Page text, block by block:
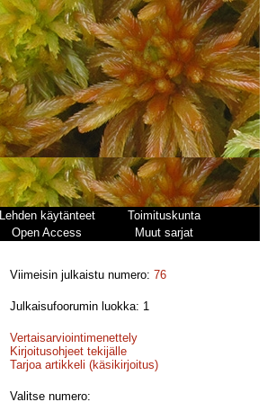
Lehden käytänteet
Toimituskunta
Open Access Muut sarjat
Viimeisin julkaistu numero:76
Julkaisufoorumin luokka: 1
Vertaisarviointimenettely
Kirjoitusohjeet tekijälle
Tarjoa artikkeli (käsikirjoitus)
Valitse numero: